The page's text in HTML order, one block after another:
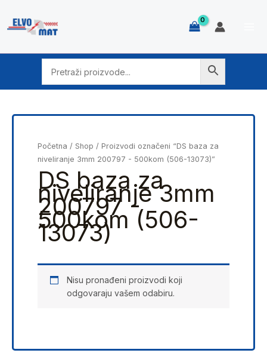
content
Početna / Shop / Proizvodi označeni “DS baza za
niveliranje 3mm 200797 - 500kom (506-13073)”
DS baza za
niveliranje 3mm
200797 -
500kom (506-
13073)
Nisu pronađeni proizvodi koji
odgovaraju vašem odabiru.